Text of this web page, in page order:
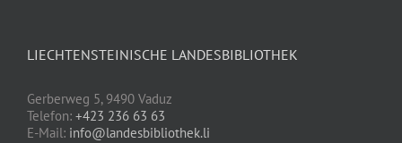
LIECHTENSTEINISCHE LANDESBIBLIOTHEK
Gerberweg 5, 9490 Vaduz
Telefon: +423 236 63 63
E-Mail: info@landesbibliothek.li